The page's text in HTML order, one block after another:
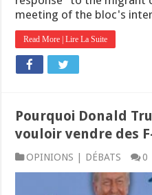
meeting of the bloc's
Read More | Lire La Suite
Pourquoi Donald
vouloir vendre des
OPINIONS | DÉBATS 0